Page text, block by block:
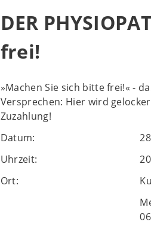
DER
frei!
»Machen Sie sich bitte frei!« -
Versprechen: Hier wird
Zuzahlung!
Datum:
Uhrzeit:
Ort: